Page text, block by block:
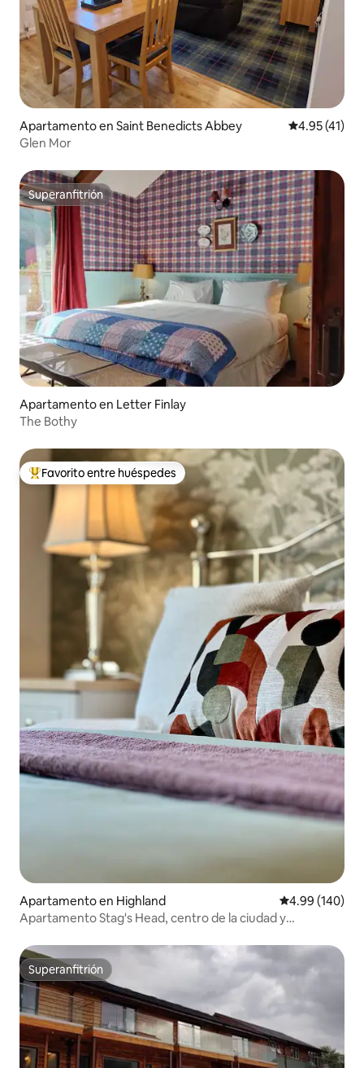
Apartamento en Saint Benedicts Abbey Calificación
4.95 (41)
Glen Mor
Superanfitrión
Superanfitrión
Apartamento en Letter Finlay
The Bothy
Favorito entre huéspedes preferido
Favorito entre huéspedes
Apartamento en Highland Calificación
4.99 (140)
Apartamento Stag's Head, centro de la ciudad y
Superanfitrión
Superanfitrión